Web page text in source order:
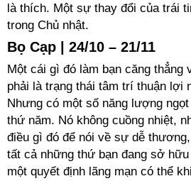
là thích. Một sự thay đổi của trái
trong Chủ nhật.
Bọ Cạp | 24/10 – 21/11
Một cái gì đó làm bạn căng thẳng
phải là trạng thái tâm trí thuận lợi
Nhưng có một số năng lượng
thứ năm. Nó không cuồng nhiệt,
điều gì đó để nói về sự dễ
tất cả những thứ bạn đang sở
một quyết định lãng mạn có thể